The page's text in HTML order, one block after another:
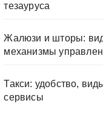
тезауруса
Жалюзи и шторы:
механизмы
Такси: удобство,
сервисы